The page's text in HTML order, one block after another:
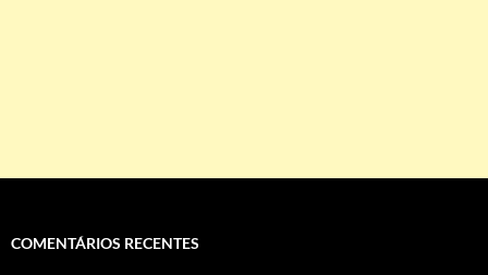
COMENTÁRIOS RECENTES